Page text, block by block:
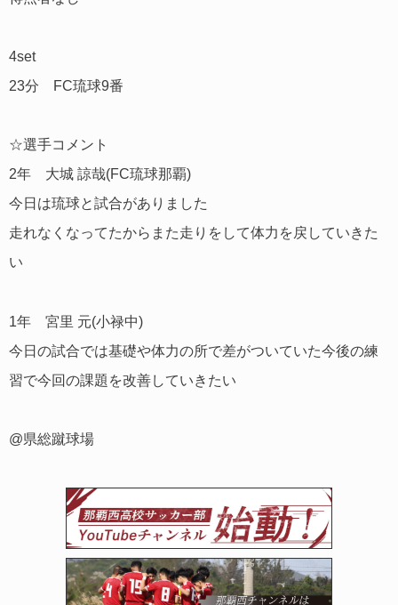
4set
23分 FC琉球9番
☆選手コメント
2年 大城 諒哉(FC琉球那覇)
今日は琉球と試合がありました
走れなくなってたからまた走りをして体力を戻していきた
い
1年 宮里 元(小禄中)
今日の試合では基礎や体力の所で差がついていた今後の練
習で今回の課題を改善していきたい
@県総蹴球場